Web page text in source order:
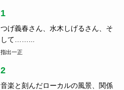
1
つげ義春さん、水木しげるさん、そ
して……...
指出一正
2
音楽と刻んだローカルの風景、関係